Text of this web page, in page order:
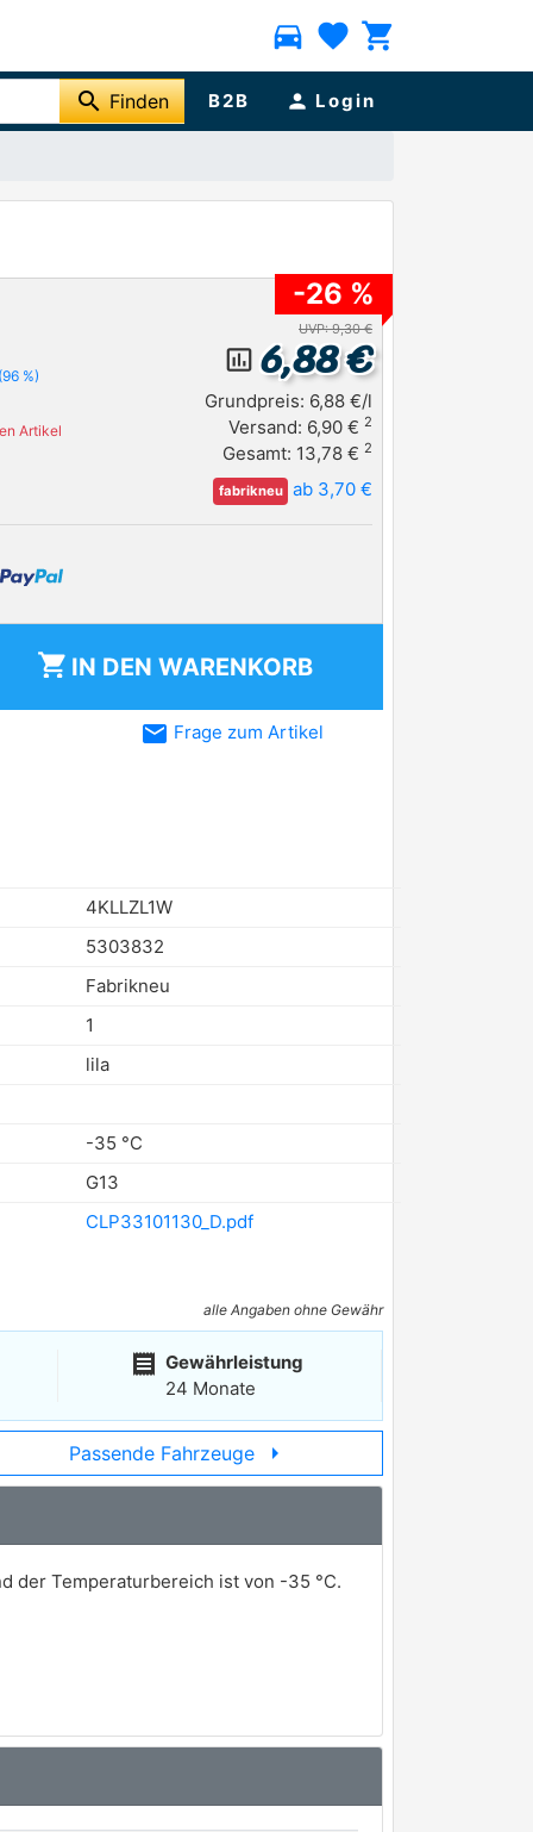
directions_car favorite shopping_cart
search Finden B2B person Login
(96 %)
Artikel
-26 %
UVP: 9,30 €
insert_chart_outlined 6,88 €
Grundpreis: 6,88 €/l
Versand: 6,90 € 2
Gesamt: 13,78 € 2
fabrikneu ab 3,70 €
shopping_cart IN DEN WARENKORB
email Frage zum Artikel
4KLLZL1W
5303832
Fabrikneu
1
lila
-35 °C
G13
CLP33101130_D.pdf
alle Angaben ohne Gewähr
receipt Gewährleistung
24 Monate
Passende Fahrzeuge arrow_right
der Temperaturbereich ist von -35 °C.